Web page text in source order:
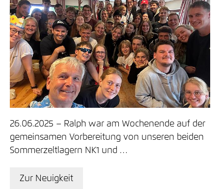
26.06.2025
Ralph war am Wochenende auf der
gemeinsamen Vorbereitung von unseren beiden
Sommerzeltlagern NK1 und …
Zur Neuigkeit